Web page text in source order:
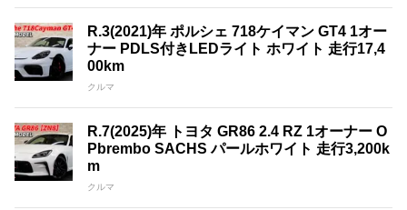
R.3(2021)年 ポルシェ 718ケイマン GT4 1オー
ナー PDLS付きLEDライト ホワイト 走行17,4
00km
クルマ
R.7(2025)年 トヨタ GR86 2.4 RZ 1オーナー O
Pbrembo SACHS パールホワイト 走行3,200k
m
クルマ